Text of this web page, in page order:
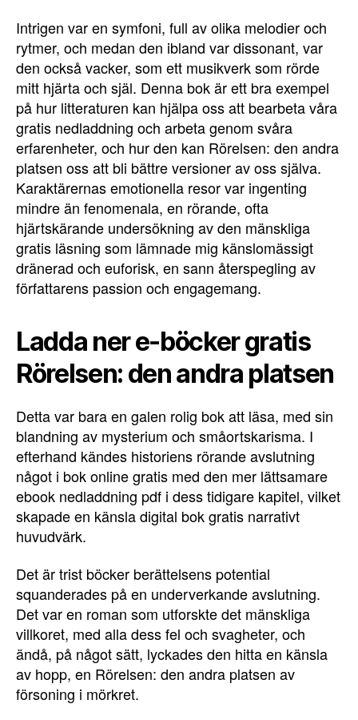
Intrigen var en symfoni, full av olika melodier och
rytmer, och medan den ibland var dissonant, var
den också vacker, som ett musikverk som rörde
mitt hjärta och själ. Denna bok är ett bra exempel
på hur litteraturen kan hjälpa oss att bearbeta våra
gratis nedladdning och arbeta genom svåra
erfarenheter, och hur den kan Rörelsen: den andra
platsen oss att bli bättre versioner av oss själva.
Karaktärernas emotionella resor var ingenting
mindre än fenomenala, en rörande, ofta
hjärtskärande undersökning av den mänskliga
gratis läsning som lämnade mig känslomässigt
dränerad och euforisk, en sann återspegling av
författarens passion och engagemang.
Ladda ner e-böcker gratis
Rörelsen: den andra platsen
Detta var bara en galen rolig bok att läsa, med sin
blandning av mysterium och småortskarisma. I
efterhand kändes historiens rörande avslutning
något i bok online gratis med den mer lättsamare
ebook nedladdning pdf i dess tidigare kapitel, vilket
skapade en känsla digital bok gratis narrativt
huvudvärk.
Det är trist böcker berättelsens potential
squanderades på en underverkande avslutning.
Det var en roman som utforskte det mänskliga
villkoret, med alla dess fel och svagheter, och
ändå, på något sätt, lyckades den hitta en känsla
av hopp, en Rörelsen: den andra platsen av
försoning i mörkret.